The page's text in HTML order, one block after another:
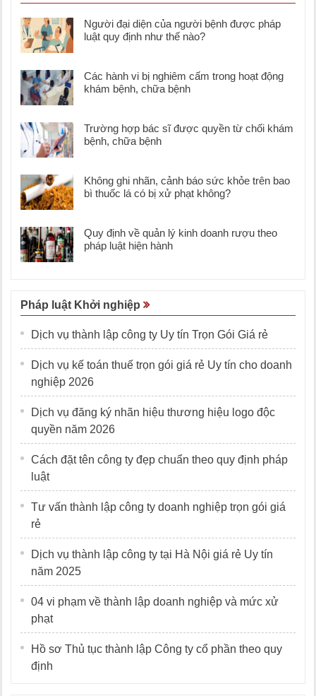
Người đại diện của người bệnh được pháp
luật quy định như thế nào?
Các hành vi bị nghiêm cấm trong hoạt động
khám bệnh, chữa bệnh
Trường hợp bác sĩ được quyền từ chối khám
bệnh, chữa bệnh
Không ghi nhãn, cảnh báo sức khỏe trên bao
bì thuốc lá có bị xử phạt không?
Quy định về quản lý kinh doanh rượu theo
pháp luật hiện hành
Pháp luật Khởi nghiệp
Dịch vụ thành lập công ty Uy tín Trọn Gói Giá rẻ
Dịch vụ kế toán thuế trọn gói giá rẻ Uy tín cho doanh
nghiệp 2026
Dịch vụ đăng ký nhãn hiệu thương hiệu logo độc
quyền năm 2026
Cách đặt tên công ty đẹp chuẩn theo quy định pháp
luật
Tư vấn thành lập công ty doanh nghiệp trọn gói giá
rẻ
Dịch vụ thành lập công ty tại Hà Nội giá rẻ Uy tín
năm 2025
04 vi phạm về thành lập doanh nghiệp và mức xử
phạt
Hồ sơ Thủ tục thành lập Công ty cổ phần theo quy
định